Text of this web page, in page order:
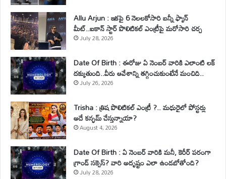
Allu Arjun : ఇకపై 6 నెలలకోసారి బన్నీ ఫ్యాన్
మీట్..ఐకాన్ స్టార్ పొలిటికల్ ఎంట్రీపై మరోసారి చర్చ
July 28, 2026
Date Of Birth : ఈరోజు ఏ నెంబర్ వారికి ఎలాంటి లక్
దక్కుతుంది..వీరు ఆవేశాన్ని తగ్గించుకుంటేనే మంచిది..
July 26, 2026
Trisha : త్రిష పొలిటికల్ ఎంట్రీ ?.. మధురైలో పోస్టర్లు
అదే కన్ఫమ్ చేస్తున్నాయా?
August 4, 2026
Date Of Birth : ఏ నెంబర్ వారికి మనీ, కెరీర్ పరంగా
గ్రాండ్ సక్సెస్? వారి అదృష్టం ఎలా ఉండబోతోంది?
July 28, 2026